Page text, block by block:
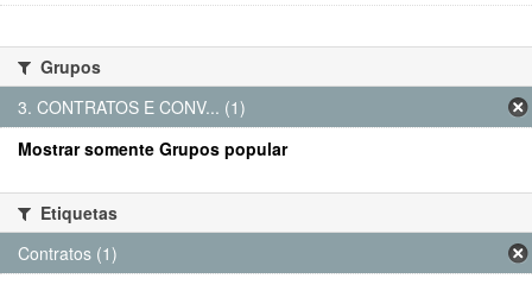
Grupos
3. CONTRATOS E CONV... (1)
Mostrar somente Grupos popular
Etiquetas
Contratos (1)